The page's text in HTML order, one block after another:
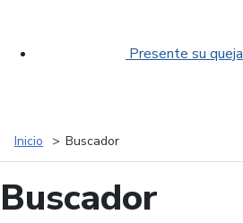
Presente su queja
Inicio Buscador
Buscador